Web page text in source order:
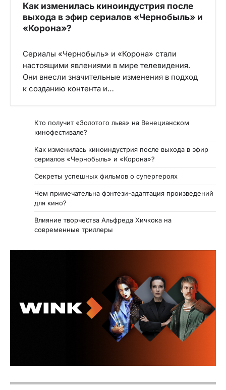
Как изменилась киноиндустрия после
выхода в эфир сериалов «Чернобыль» и
«Корона»?
Сериалы «Чернобыль» и «Корона» стали
настоящими явлениями в мире телевидения.
Они внесли значительные изменения в подход
к созданию контента и…
Кто получит «Золотого льва» на Венецианском
кинофестивале?
Как изменилась киноиндустрия после выхода в эфир
сериалов «Чернобыль» и «Корона»?
Секреты успешных фильмов о супергероях
Чем примечательна фэнтези-адаптация произведений
для кино?
Влияние творчества Альфреда Хичкока на
современные триллеры